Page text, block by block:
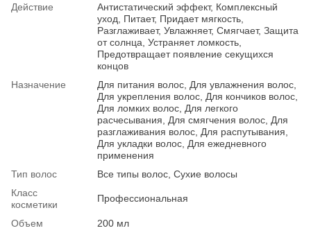
Действие
Антистатический эффект, Комплексный
уход, Питает, Придает мягкость,
Разглаживает, Увлажняет, Смягчает, Защита
от солнца, Устраняет ломкость,
Предотвращает появление секущихся
концов
Назначение
Для питания волос, Для увлажнения волос,
Для укрепления волос, Для кончиков волос,
Для ломких волос, Для легкого
расчесывания, Для смягчения волос, Для
разглаживания волос, Для распутывания,
Для укладки волос, Для ежедневного
применения
Тип волос
Все типы волос, Сухие волосы
Класс
косметики
Профессиональная
Объем
200 мл